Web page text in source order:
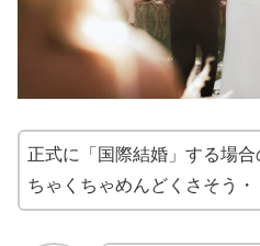
正式に「国際結婚」する場
ちゃくちゃめんどくさそう・